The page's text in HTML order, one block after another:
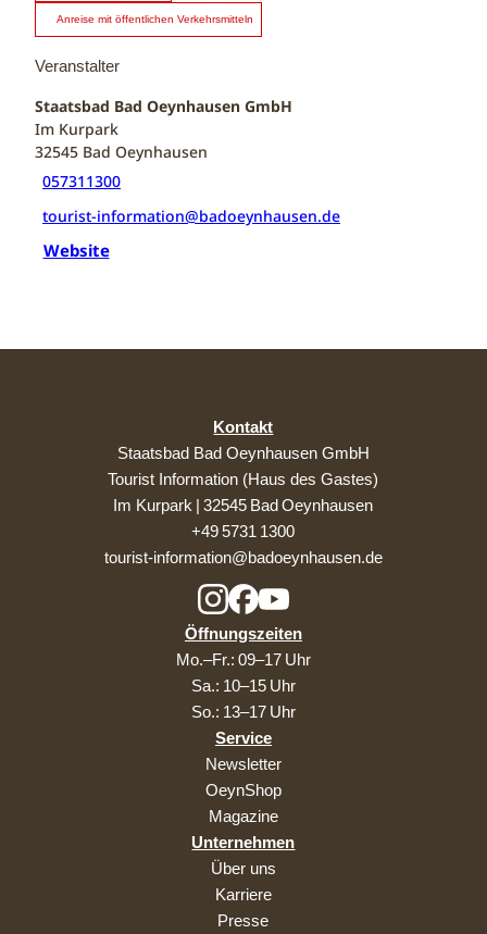
Anreise mit öffentlichen Verkehrsmitteln
Veranstalter
Staatsbad Bad Oeynhausen GmbH
Im Kurpark
32545 Bad Oeynhausen
057311300
tourist-information@badoeynhausen.de
Website
Kontakt
Staatsbad Bad Oeynhausen GmbH
Tourist Information (Haus des Gastes)
Im Kurpark | 32545 Bad Oeynhausen
+49 5731 1300
tourist-information@badoeynhausen.de
Öffnungszeiten
Mo.–Fr.: 09–17 Uhr
Sa.: 10–15 Uhr
So.: 13–17 Uhr
Service
Newsletter
OeynShop
Magazine
Unternehmen
Über uns
Karriere
Presse